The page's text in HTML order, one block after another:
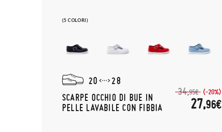
(5 COLORI)
20
28
SCARPE OCCHIO DI BUE IN
PELLE LAVABILE CON FIBBIA
34,95€ (-20%)
27,96€